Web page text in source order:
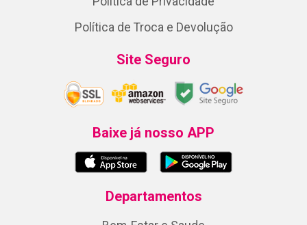
Política de Troca e Devolução
Site Seguro
Baixe já nosso APP
Departamentos